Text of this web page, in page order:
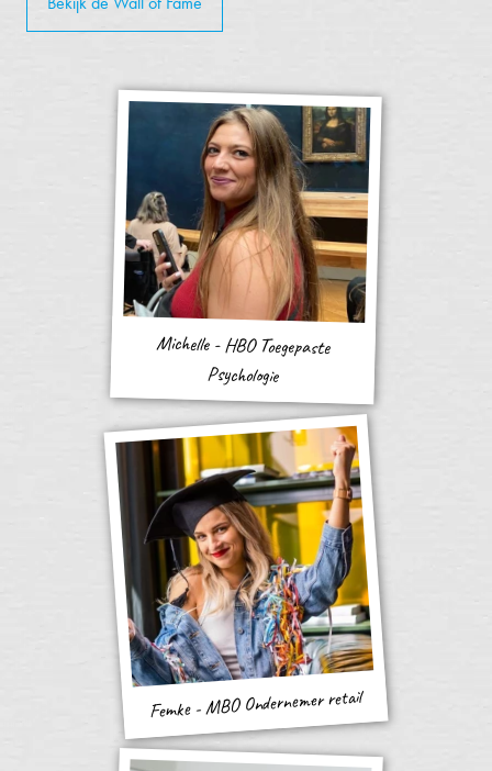
Bekijk de Wall of Fame
Michelle - HBO Toegepaste
Psychologie
Femke - MBO Ondernemer retail